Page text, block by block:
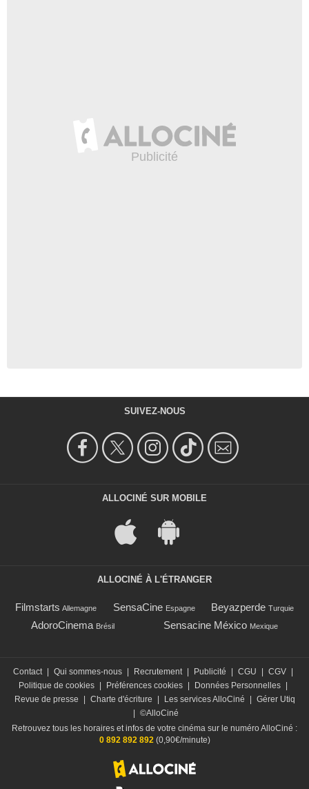
SUIVEZ-NOUS
ALLOCINÉ SUR MOBILE
ALLOCINÉ À L'ÉTRANGER
Filmstarts Allemagne SensaCine Espagne Beyazperde Turquie
AdoroCinema Brésil Sensacine México Mexique
Contact | Qui sommes-nous | Recrutement | Publicité | CGU | CGV |
Politique de cookies | Préférences cookies | Données Personnelles |
Revue de presse
| Charte d'écriture | Les services AlloCiné | Gérer Utiq
| ©AlloCiné
Retrouvez tous les horaires et infos de votre cinéma sur le numéro AlloCiné :
0 892 892 892 (0,90€/minute)